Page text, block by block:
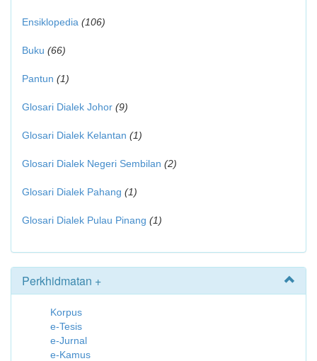
Ensiklopedia (106)
Buku (66)
Pantun (1)
Glosari Dialek Johor (9)
Glosari Dialek Kelantan (1)
Glosari Dialek Negeri Sembilan (2)
Glosari Dialek Pahang (1)
Glosari Dialek Pulau Pinang (1)
Perkhidmatan +
Korpus
e-Tesis
e-Jurnal
e-Kamus